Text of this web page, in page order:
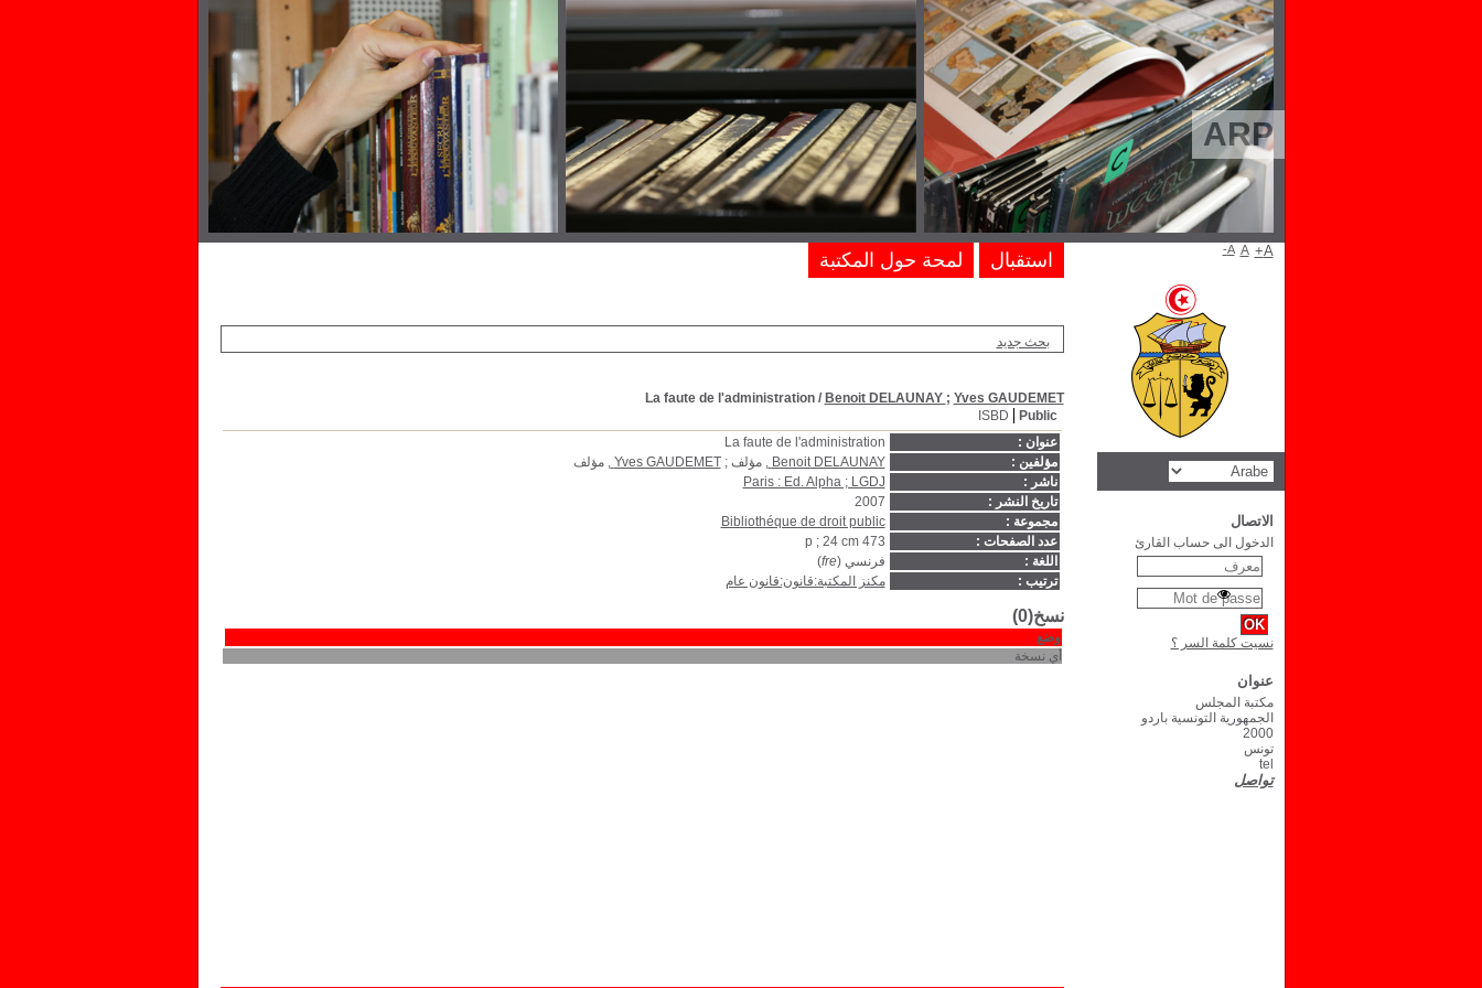
ARP
بحث جديد
La faute de l'administration/ Benoit DELAUNAY ; Yves GAUDEMET
Public
ISBD
عنوان :
La faute de l'administration
مؤلفين :
Benoit DELAUNAY , مؤلف ;Yves GAUDEMET , مؤلف
ناشر :
Paris : Ed. Alpha ; LGDJ
تاريخ النشر :
2007
مجموعة :
Bibliothéque de droit public
عدد الصفحات :
473 p ; 24 cm
اللغة :
فرنسي (fre
)
ترتيب :
مكنز المكتبة:قانون:قانون عام
نسخ(0)
وضع
أي نسخة
استقبال لمحة حول المكتبة A- A A+
الاتصال
الدخول الى حساب القارئ
نسيت كلمة السر ؟
عنوان
مكتبة المجلس
الجمهورية التونسية باردو
2000
تونس
tel
تواصل